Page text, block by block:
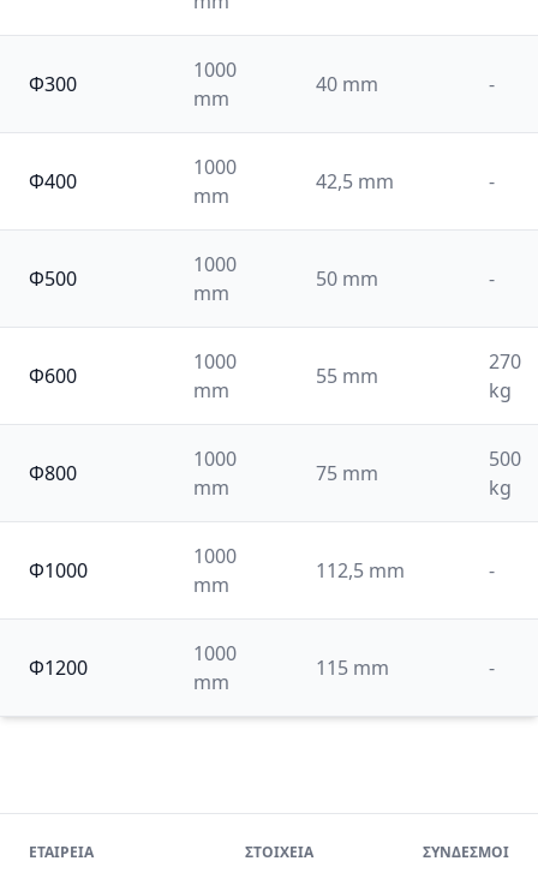
Φ300
1000
mm
40 mm -
Φ400
1000
mm
42,5 mm -
Φ500
1000
mm
50 mm -
Φ600
1000
mm
55 mm
270
kg
Φ800
1000
mm
75 mm
500
kg
Φ1000
1000
mm
112,5 mm -
Φ1200
1000
mm
115 mm -
ΕΤΑΙΡΕΙΑ ΣΤΟΙΧΕΙΑ ΣΥΝΔΕΣΜΟΙ